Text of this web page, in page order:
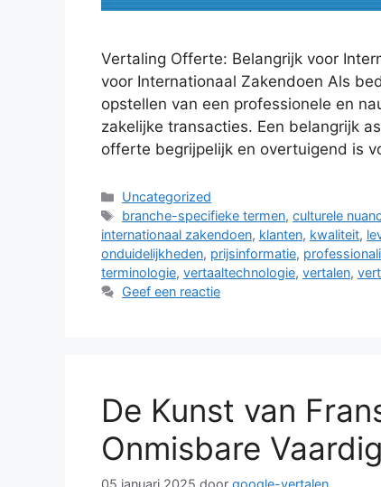
Vertaling Offerte: Belangrijk voor
voor Internationaal Zakendoen Als
opstellen van een professionele en
zakelijke transacties. Een belangrijk
offerte begrijpelijk en overtuigend is
Categorieën
Uncategorized
Tags
branche-specifieke termen,culturele
internationaal zakendoen, klanten, kwaliteit,
onduidelijkheden, prijsinformatie,
terminologie, vertaaltechnologie, vertalen,
Geef een reactie
De Kunst van
Onmisbare
05 januari 2025 door google-vertalen